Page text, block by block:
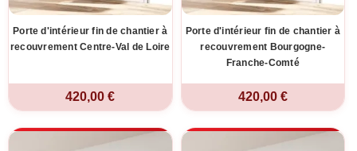
Porte d'intérieur fin de chantier à
recouvrement Centre-Val de Loire
420,00 €
Porte d'intérieur fin de chantier à
recouvrement Bourgogne-
Franche-Comté
420,00 €